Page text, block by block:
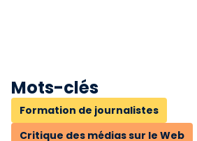
Mots-clés
Formation de journalistes
Critique des médias sur le Web